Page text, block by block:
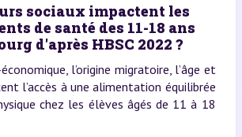
sociaux impactent les
de santé des 11-18 ans
d'après HBSC 2022 ?
l’origine migratoire, l’âge et
l’accès à une alimentation équilibrée
chez les élèves âgés de 11 à 18